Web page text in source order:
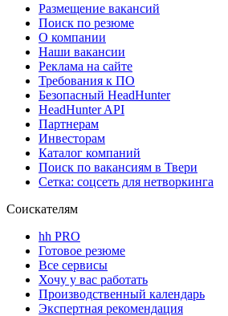
Размещение вакансий
Поиск по резюме
О компании
Наши вакансии
Реклама на сайте
Требования к ПО
Безопасный HeadHunter
HeadHunter API
Партнерам
Инвесторам
Каталог компаний
Поиск по вакансиям в Твери
Сетка: соцсеть для нетворкинга
Соискателям
hh PRO
Готовое резюме
Все сервисы
Хочу у вас работать
Производственный календарь
Экспертная рекомендация